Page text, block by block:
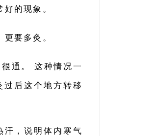
的现象。
要多灸。
通。 这种情况一
后这个地方转移
汗，说明体内寒气